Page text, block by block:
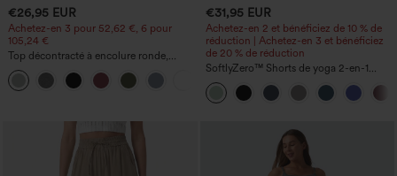
€26,95 EUR
Achetez-en 3 pour 52,62 €, 6 pour
105,24 €
Top décontracté à encolure ronde,
manches chauve-souris et coupe ample
€31,95 EUR
Achetez-en 2 et bénéficiez de 10 % de
réduction | Achetez-en 3 et bénéficiez
de 20 % de réduction
SoftlyZero™ Shorts de yoga 2-en-1
InstantCool, super taille haute, aérés, 5''
avec poches — longueur allongée